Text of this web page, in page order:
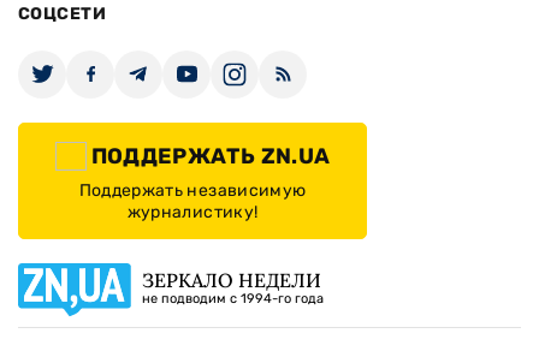
СОЦСЕТИ
ПОДДЕРЖАТЬ ZN.UA
Поддержать независимую
журналистику!
ЗЕРКАЛО НЕДЕЛИ
не подводим с 1994-го года